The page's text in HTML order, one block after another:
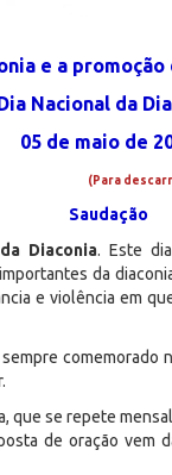
e a
Nacional da
05 de maio de
(Para
Saudação
Diaconia. Este
da
e violência em
comemorado
que se repete
de oração vem